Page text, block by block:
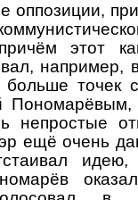
этот
например,
точек
непростые
ещё очень
идею,